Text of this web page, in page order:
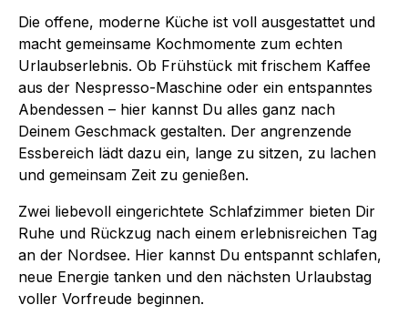
Die offene, moderne Küche ist voll ausgestattet und
macht gemeinsame Kochmomente zum echten
Urlaubserlebnis. Ob Frühstück mit frischem Kaffee
aus der Nespresso-Maschine oder ein entspanntes
Abendessen – hier kannst Du alles ganz nach
Deinem Geschmack gestalten. Der angrenzende
Essbereich lädt dazu ein, lange zu sitzen, zu lachen
und gemeinsam Zeit zu genießen.
Zwei liebevoll eingerichtete Schlafzimmer bieten Dir
Ruhe und Rückzug nach einem erlebnisreichen Tag
an der Nordsee. Hier kannst Du entspannt schlafen,
neue Energie tanken und den nächsten Urlaubstag
voller Vorfreude beginnen.